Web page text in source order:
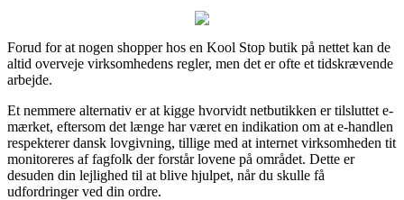
Forud for at nogen shopper hos en Kool Stop butik på nettet kan de
altid overveje virksomhedens regler, men det er ofte et tidskrævende
arbejde.
Et nemmere alternativ er at kigge hvorvidt netbutikken er tilsluttet e-
mærket, eftersom det længe har været en indikation om at e-handlen
respekterer dansk lovgivning, tillige med at internet virksomheden tit
monitoreres af fagfolk der forstår lovene på området. Dette er
desuden din lejlighed til at blive hjulpet, når du skulle få
udfordringer ved din ordre.